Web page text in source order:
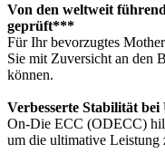
Von den weltweit
geprüft***
Für Ihr bevorzugtes
Sie mit Zuversicht an den
können.
Verbesserte Stabilität
On-Die ECC (ODECC)
um die ultimative Leistung